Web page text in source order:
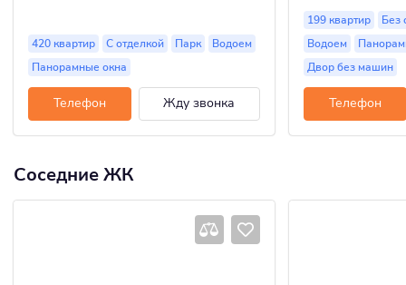
420 квартир С отделкой Парк
Водоем
Панорамные окна
Телефон Жду звонка
199 квартир
Без
Водоем
Двор без машин
Телефон
Соседние ЖК